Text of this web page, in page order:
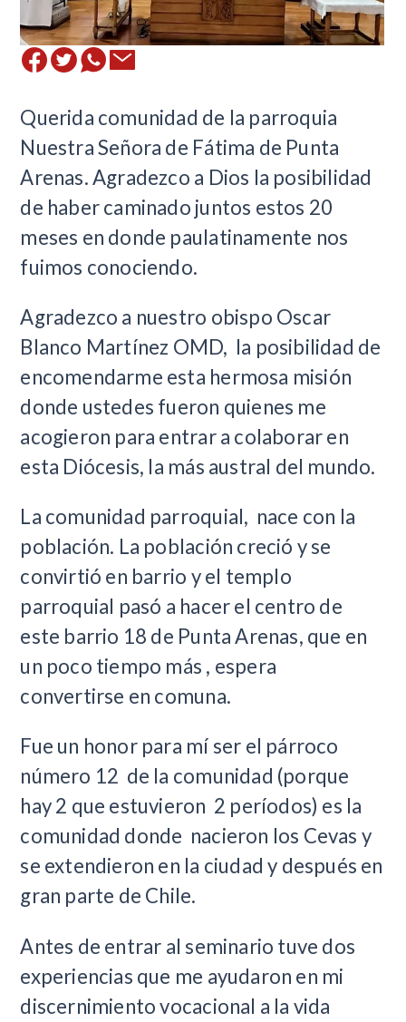
Querida comunidad de la parroquia
Nuestra Señora de Fátima de Punta
Arenas. Agradezco a Dios la posibilidad
de haber caminado juntos estos 20
meses en donde paulatinamente nos
fuimos conociendo.
Agradezco a nuestro obispo Oscar
Blanco Martínez OMD, la posibilidad de
encomendarme esta hermosa misión
donde ustedes fueron quienes me
acogieron para entrar a colaborar en
esta Diócesis, la más austral del mundo.
La comunidad parroquial, nace con la
población. La población creció y se
convirtió en barrio y el templo
parroquial pasó a hacer el centro de
este barrio 18 de Punta Arenas, que en
un poco tiempo más , espera
convertirse en comuna.
Fue un honor para mí ser el párroco
número 12 de la comunidad (porque
hay 2 que estuvieron 2 períodos) es la
comunidad donde nacieron los Cevas y
se extendieron en la ciudad y después en
gran parte de Chile.
Antes de entrar al seminario tuve dos
experiencias que me ayudaron en mi
discernimiento vocacional a la vida